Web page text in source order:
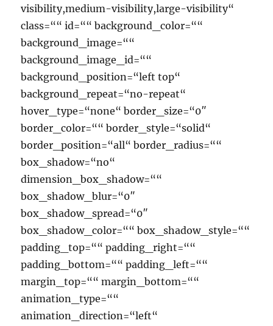
visibility,medium-visibility,large-visibility“
class=““ id=““ background_color=““
background_image=““
background_image_id=““
background_position=“left top“
background_repeat=“no-repeat“
hover_type=“none“ border_size=“0″
border_color=““ border_style=“solid“
border_position=“all“ border_radius=““
box_shadow=“no“
dimension_box_shadow=““
box_shadow_blur=“0″
box_shadow_spread=“0″
box_shadow_color=““ box_shadow_style=““
padding_top=““ padding_right=““
padding_bottom=““ padding_left=““
margin_top=““ margin_bottom=““
animation_type=““
animation_direction=“left“